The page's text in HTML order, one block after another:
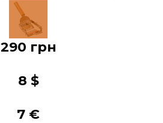
290 грн
8 $
7 €